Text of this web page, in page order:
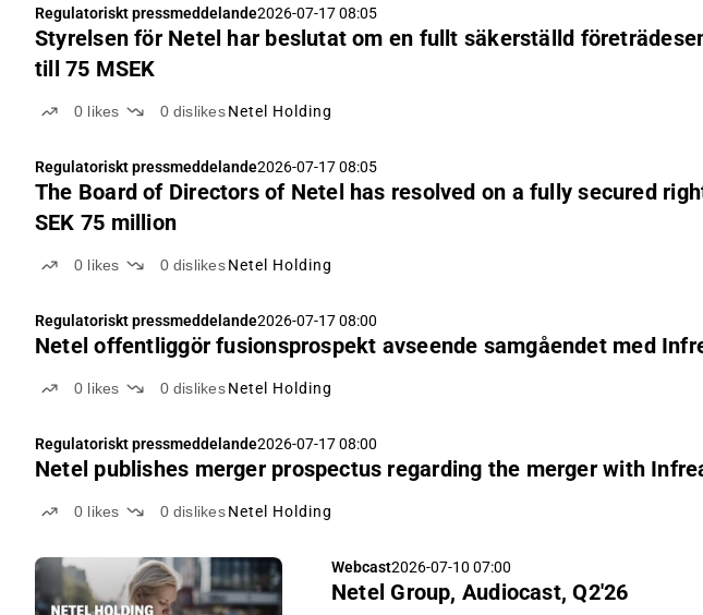
Regulatoriskt pressmeddelande2026-07-17 08:05
Styrelsen för Netel har beslutat om en fullt säkerställd
till 75 MSEK
0 likes 0 dislikes Netel Holding
Regulatoriskt pressmeddelande2026-07-17 08:05
The Board of Directors of Netel has resolved on a fully secured
SEK 75 million
0 likes 0 dislikes Netel Holding
Regulatoriskt pressmeddelande2026-07-17 08:00
Netel offentliggör fusionsprospekt avseende samgåendet med
0 likes 0 dislikes Netel Holding
Regulatoriskt pressmeddelande2026-07-17 08:00
Netel publishes merger prospectus regarding the merger with
0 likes 0 dislikes Netel Holding
Webcast2026-07-10 07:00
Netel Group, Audiocast, Q2'26